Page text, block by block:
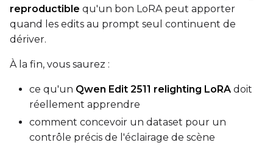
Save Every
Max Step Saves to Keep
reproductible qu'un bon LoRA peut apporter
quand les edits au prompt seul continuent de
dériver.
À la fin, vous saurez :
ce qu'un Qwen Edit 2511 relighting LoRA doit
réellement apprendre
comment concevoir un dataset pour un
contrôle précis de l'éclairage de scène